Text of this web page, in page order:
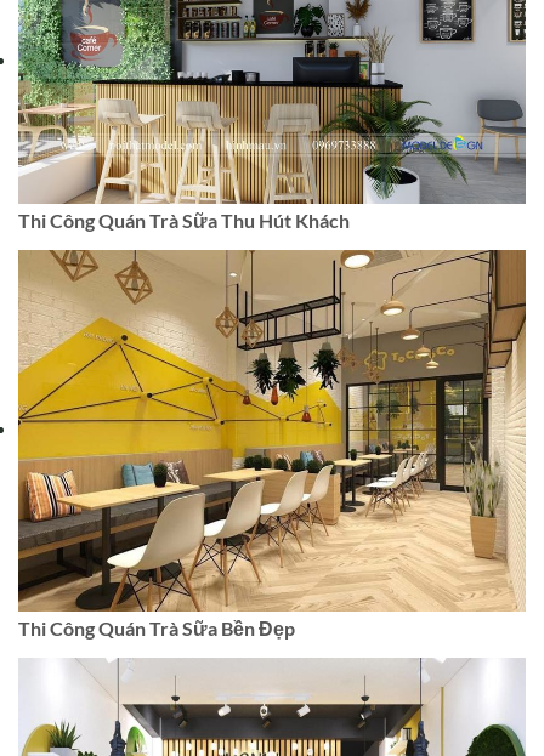
Thi Công Quán Trà Sữa Thu Hút Khách
Thi Công Quán Trà Sữa Bền Đẹp